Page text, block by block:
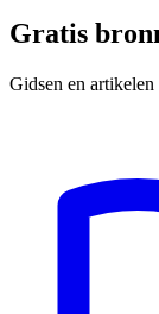
Gratis
Gidsen en